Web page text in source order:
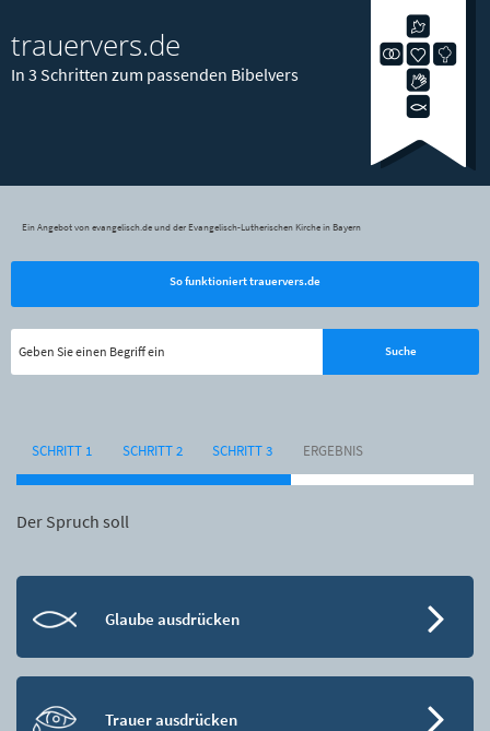
trauervers.de
In 3 Schritten zum passenden Bibelvers
Ein Angebot von evangelisch.de und der Evangelisch-Lutherischen Kirche in Bayern
So funktioniert trauervers.de
SCHRITT 1 SCHRITT 2 SCHRITT 3 ERGEBNIS
Der Spruch soll
Glaube ausdrücken
Trauer ausdrücken